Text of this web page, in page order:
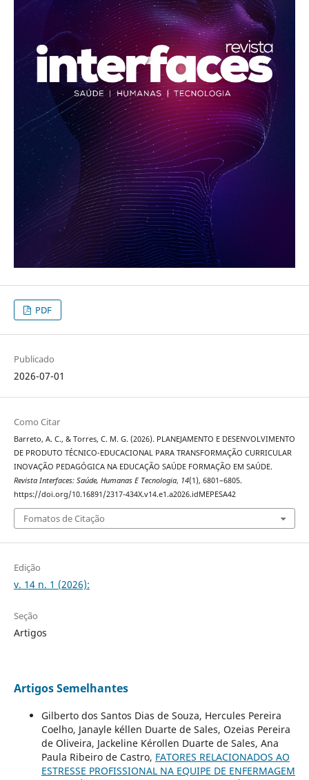
PDF
Publicado
2026-07-01
Como Citar
Barreto, A. C., & Torres, C. M. G. (2026). PLANEJAMENTO E DESENVOLVIMENTO
DE PRODUTO TÉCNICO-EDUCACIONAL PARA TRANSFORMAÇÃO CURRICULAR
INOVAÇÃO PEDAGÓGICA NA EDUCAÇÃO SAÚDE FORMAÇÃO EM SAÚDE.
Revista Interfaces: Saúde, Humanas E Tecnologia, 14(1), 6801–6805.
https://doi.org/10.16891/2317-434X.v14.e1.a2026.idMEPESA42
Fomatos de Citação
Edição
v. 14 n. 1 (2026):
Seção
Artigos
Artigos Semelhantes
Gilberto dos Santos Dias de Souza, Hercules Pereira
Coelho, Janayle kéllen Duarte de Sales, Ozeias Pereira
de Oliveira, Jackeline Kérollen Duarte de Sales, Ana
Paula Ribeiro de Castro, FATORES RELACIONADOS AO
ESTRESSE PROFISSIONAL NA EQUIPE DE ENFERMAGEM